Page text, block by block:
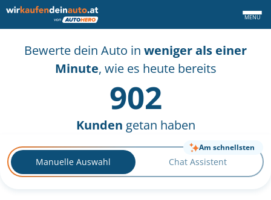
MENÜ
Bewerte dein Auto in weniger als einer
Minute, wie es heute bereits
902
Kunden getan haben
Am schnellsten
Manuelle Auswahl Chat Assistent